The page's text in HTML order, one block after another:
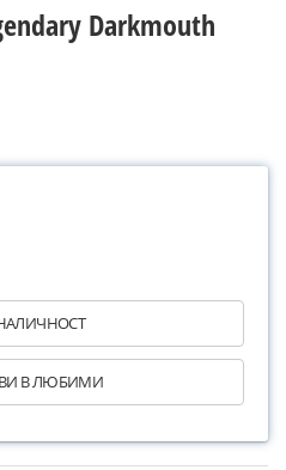
Darkmouth
В ЛЮБИМИ